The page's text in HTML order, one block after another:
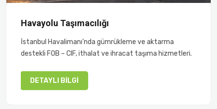
Havayolu Taşımacılığı
İstanbul Havalimanı'nda gümrükleme ve aktarma
destekli FOB – CIF, ithalat ve ihracat taşıma hizmetleri.
DETAYLI BILGI